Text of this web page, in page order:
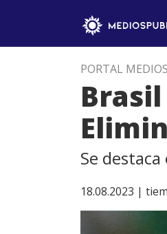
PORTAL
Se
18.08.2023 |